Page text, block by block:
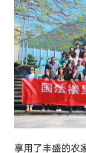
享用了丰盛的农